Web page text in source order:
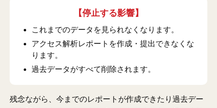
【停止する影響】
これまでのデータを見られなくなります。
アクセス解析レポートを作成・提出できなくな
ります。
過去データがすべて削除されます。
残念ながら、今までのレポートが作成できたり過去デー